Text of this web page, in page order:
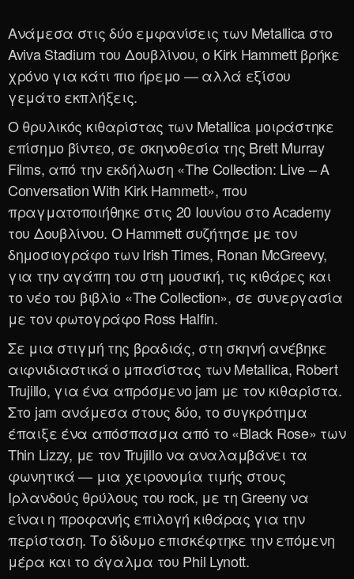
Ανάμεσα στις δύο εμφανίσεις των Metallica στο
Aviva Stadium του Δουβλίνου, ο Kirk Hammett βρήκε
χρόνο για κάτι πιο ήρεμο — αλλά εξίσου
γεμάτο εκπλήξεις.
Ο θρυλικός κιθαρίστας των Metallica μοιράστηκε
επίσημο βίντεο, σε σκηνοθεσία της Brett Murray
Films, από την εκδήλωση «The Collection: Live – A
Conversation With Kirk Hammett», που
πραγματοποιήθηκε στις 20 Ιουνίου στο Academy
του Δουβλίνου. Ο Hammett συζήτησε με τον
δημοσιογράφο των Irish Times, Ronan McGreevy,
για την αγάπη του στη μουσική, τις κιθάρες και
το νέο του βιβλίο «The Collection», σε συνεργασία
με τον φωτογράφο Ross Halfin.
Σε μια στιγμή της βραδιάς, στη σκηνή ανέβηκε
αιφνιδιαστικά ο μπασίστας των Metallica, Robert
Trujillo, για ένα απρόσμενο jam με τον κιθαρίστα.
Στο jam ανάμεσα στους δύο, το συγκρότημα
έπαιξε ένα απόσπασμα από το «Black Rose» των
Thin Lizzy, με τον Trujillo να αναλαμβάνει τα
φωνητικά — μια χειρονομία τιμής στους
Ιρλανδούς θρύλους του rock, με τη Greeny να
είναι η προφανής επιλογή κιθάρας για την
περίσταση. Το δίδυμο επισκέφτηκε την επόμενη
μέρα και το άγαλμα του Phil Lynott.